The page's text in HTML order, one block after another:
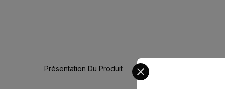
Présentation Du Produit Select your preferred